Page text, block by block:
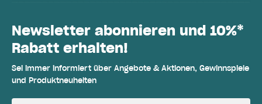
Newsletter abonnieren und 10%*
Rabatt erhalten!
Sei immer informiert über Angebote & Aktionen, Gewinnspiele
und Produktneuheiten